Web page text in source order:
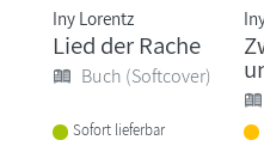
Iny Lorentz
Lied der Rache
Buch (Softcover)
Sofort lieferbar